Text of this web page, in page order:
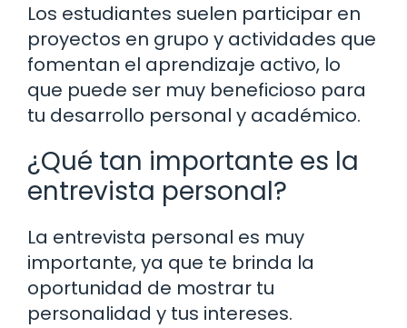
Los estudiantes suelen participar en
proyectos en grupo y actividades que
fomentan el aprendizaje activo, lo
que puede ser muy beneficioso para
tu desarrollo personal y académico.
¿Qué tan importante es la
entrevista personal?
La entrevista personal es muy
importante, ya que te brinda la
oportunidad de mostrar tu
personalidad y tus intereses.